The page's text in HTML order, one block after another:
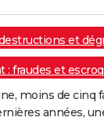
et
: fraudes et
moins de cinq
années,